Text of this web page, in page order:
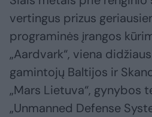
vertingus prizus
programinės įrangos
„Aardvark“, viena
gamintojų Baltijos ir
„Mars Lietuva“, gynybos
„Unmanned Defense